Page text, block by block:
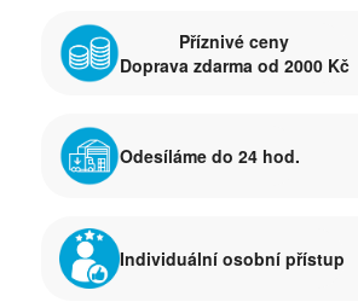
Příznivé ceny
Doprava zdarma od 2000 Kč
Odesíláme do 24 hod.
Individuální osobní přístup